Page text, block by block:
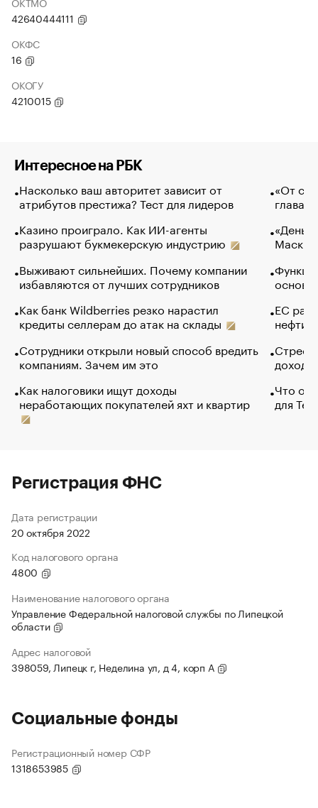
42640444111
ОКФС
16
ОКОГУ
4210015
Интересное на РБК
Насколько ваш авторитет зависит от
атрибутов престижа? Тест для лидеров
Казино проиграло. Как ИИ-агенты
разрушают букмекерскую индустрию
Выживают сильнейших. Почему компании
избавляются от лучших сотрудников
Как банк Wildberries резко нарастил
кредиты селлерам до атак на склады
Сотрудники открыли новый способ вредить
компаниям. Зачем им это
Как налоговики ищут доходы
неработающих покупателей яхт и квартир
«От
глава
Маск в
основ
ЕС
нефти
Что
для
Регистрация ФНС
Дата регистрации
20 октября 2022
Код налогового органа
4800
Наименование налогового органа
Управление Федеральной налоговой службы по Липецкой
области
Адрес налоговой
398059, Липецк г, Неделина ул, д 4, корп А
Социальные фонды
Регистрационный номер СФР
1318653985